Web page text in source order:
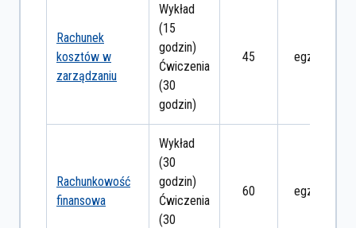
Rachunek
kosztów w
zarządzaniu
Wykład
(15
godzin)
Ćwiczenia
(30
godzin)
45 egzamin
Rachunkowość
finansowa
Wykład
(30
godzin)
Ćwiczenia
(30
60 egzamin